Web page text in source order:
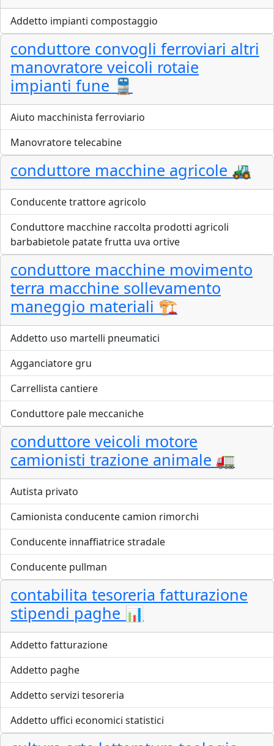
Addetto impianti compostaggio
conduttore convogli ferroviari altri
manovratore veicoli rotaie
impianti fune 🚆
Aiuto macchinista ferroviario
Manovratore telecabine
conduttore macchine agricole 🚜
Conducente trattore agricolo
Conduttore macchine raccolta prodotti agricoli
barbabietole patate frutta uva ortive
conduttore macchine movimento
terra macchine sollevamento
maneggio materiali 🏗️
Addetto uso martelli pneumatici
Agganciatore gru
Carrellista cantiere
Conduttore pale meccaniche
conduttore veicoli motore
camionisti trazione animale 🚛
Autista privato
Camionista conducente camion rimorchi
Conducente innaffiatrice stradale
Conducente pullman
contabilita tesoreria fatturazione
stipendi paghe 📊
Addetto fatturazione
Addetto paghe
Addetto servizi tesoreria
Addetto uffici economici statistici